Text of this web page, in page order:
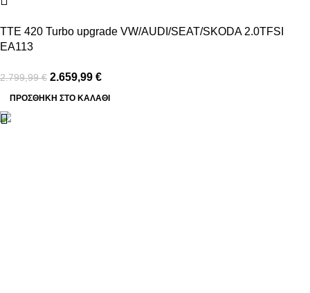
TTE 420 Turbo upgrade VW/AUDI/SEAT/SKODA 2.0TFSI
EA113
2.799,99€ 2.659,99 €
ΠΡΟΣΘΉΚΗ ΣΤΟ ΚΑΛΆΘΙ